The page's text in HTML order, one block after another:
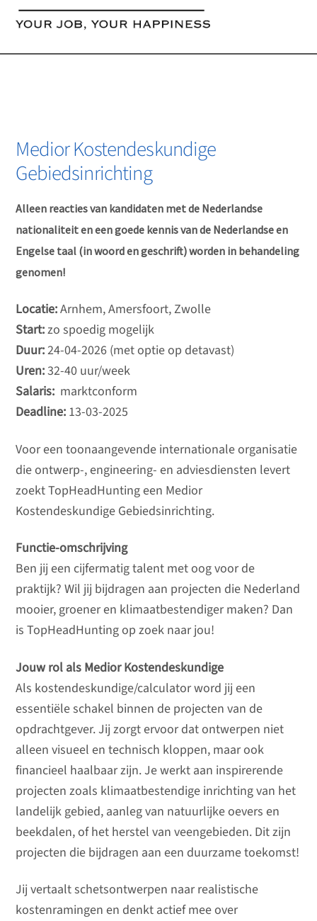
content
Medior Kostendeskundige
Gebiedsinrichting
Alleen reacties van kandidaten met de Nederlandse
nationaliteit en een goede kennis van de Nederlandse en
Engelse taal (in woord en geschrift) worden in behandeling
genomen!
Locatie:Arnhem, Amersfoort, Zwolle
Start:zo spoedig mogelijk
Duur:24-04-2026 (met optie op detavast)
Uren:32-40 uur/week
Salaris: marktconform
Deadline: 13-03-2025
Voor een toonaangevende internationale organisatie
die ontwerp-, engineering- en adviesdiensten levert
zoekt TopHeadHunting een Medior
Kostendeskundige Gebiedsinrichting.
Functie-omschrijving
Ben jij een cijfermatig talent met oog voor de
praktijk? Wil jij bijdragen aan projecten die Nederland
mooier, groener en klimaatbestendiger maken? Dan
is TopHeadHunting op zoek naar jou!
Jouw rol als Medior Kostendeskundige
Als kostendeskundige/calculator word jij een
essentiële schakel binnen de projecten van de
opdrachtgever. Jij zorgt ervoor dat ontwerpen niet
alleen visueel en technisch kloppen, maar ook
financieel haalbaar zijn. Je werkt aan inspirerende
projecten zoals klimaatbestendige inrichting van het
landelijk gebied, aanleg van natuurlijke oevers en
beekdalen, of het herstel van veengebieden. Dit zijn
projecten die bijdragen aan een duurzame toekomst!
Jij vertaalt schetsontwerpen naar realistische
kostenramingen en denkt actief mee over